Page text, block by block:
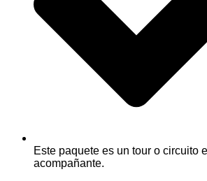
Este paquete es un tour o circuito
acompañante.